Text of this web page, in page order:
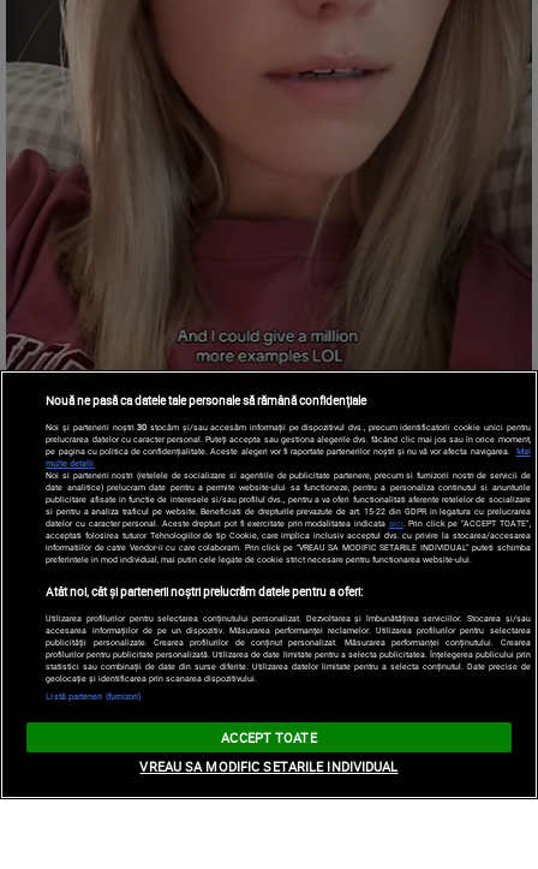
Nouă ne pasă ca datele tale personale să rămână confidențiale
Noi și partenerii noștri30 stocăm și/sau accesăm informații pe dispozitivul dvs., precum identificatorii cookie unici pentru
prelucrarea datelor cu caracter personal. Puteți accepta sau gestiona alegerile dvs. făcând clic mai jos sau în orice moment,
pe pagina cu politica de confidențialitate. Aceste alegeri vor fi raportate partenerilor noștri și nu vă vor afecta navigarea.
Mai
multe detalii
Noi si partenerii nostri (retelele de socializare si agentiile de publicitate partenere, precum si furnizorii nostri de servicii de
date analitice) prelucram date pentru a permite website-ului sa functioneze, pentru a personaliza continutul si anunturile
publicitare afisate in functie de interesele si/sau profilul dvs., pentru a va oferi functionalitati aferente retelelor de socializare
si pentru a analiza traficul pe website. Beneficiati de drepturile prevazute de art. 15-22 din GDPR in legatura cu prelucrarea
datelor cu caracter personal. Aceste drepturi pot fi exercitate prin modalitatea indicata aici. Prin click pe “ACCEPT TOATE”,
acceptati folosirea tuturor Tehnologiilor de tip Cookie, care implica inclusiv acceptul dvs. cu privire la stocarea/accesarea
informatiilor de catre Vendor-ii cu care colaboram. Prin click pe “VREAU SA MODIFIC SETARILE INDIVIDUAL” puteti schimba
preferintele in mod individual, mai putin cele legate de cookie strict necesare pentru functionarea website-ului.
Atât noi, cât și partenerii noștri prelucrăm datele pentru a oferi:
Utilizarea profilurilor pentru selectarea conținutului personalizat. Dezvoltarea și îmbunătățirea serviciilor. Stocarea și/sau
accesarea informațiilor de pe un dispozitiv. Măsurarea performanței reclamelor. Utilizarea profilurilor pentru selectarea
publicității personalizate. Crearea profilurilor de conținut personalizat. Măsurarea performanței conținutului. Crearea
profilurilor pentru publicitate personalizată. Utilizarea de date limitate pentru a selecta publicitatea. Înțelegerea publicului prin
statistici sau combinații de date din surse diferite. Utilizarea datelor limitate pentru a selecta conținutul. Date precise de
geolocație și identificarea prin scanarea dispozitivului.
Listă parteneri (furnizori)
ACCEPT TOATE
VREAU SA MODIFIC SETARILE INDIVIDUAL